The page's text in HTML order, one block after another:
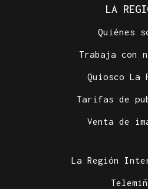
LA
Quiénes
Trabaja con
Quiosco La
Tarifas de
Venta de
La Región